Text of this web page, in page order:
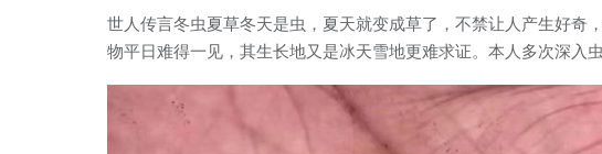
世人传言冬虫夏草冬天是虫，夏天就变成草了，不禁让人产生好
物平日难得一见，其生长地又是冰天雪地更难求证。本人多次深入